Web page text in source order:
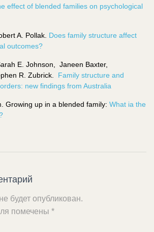
effect of blended families on psychological
A. Pollak. Does family structure affect
outcomes?
E. Johnson, Janeen Baxter,
R. Zubrick. Family structure and
new findings from Australia
Growing up in a blended family: What ia the
будет опубликован.
помечены *